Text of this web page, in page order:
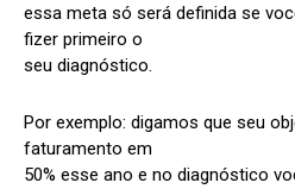
essa meta só será definida se
fizer primeiro o
seu diagnóstico.
Por exemplo: digamos que seu
faturamento em
50% esse ano e no diagnóstico